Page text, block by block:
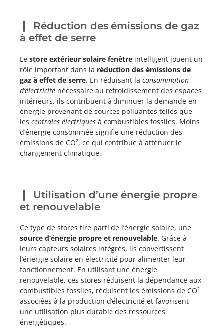
Réduction des émissions de gaz
à effet de serre
Le store extérieur solaire fenêtre intelligent jouent un
rôle important dans la réduction des émissions de
gaz à effet de serre. En réduisant la consommation
d’électricité nécessaire au refroidissement des espaces
intérieurs, ils contribuent à diminuer la demande en
énergie provenant de sources polluantes telles que
les centrales électriques à combustibles fossiles. Moins
d’énergie consommée signifie une réduction des
émissions de CO², ce qui contribue à atténuer le
changement climatique.
Utilisation d’une énergie propre
et renouvelable
Ce type de stores tire parti de l’énergie solaire, une
source d’énergie propre et renouvelable. Grâce à
leurs capteurs solaires intégrés, ils convertissent
l’énergie solaire en électricité pour alimenter leur
fonctionnement. En utilisant une énergie
renouvelable, ces stores réduisent la dépendance aux
combustibles fossiles, réduisent les émissions de CO²
associées à la production d’électricité et favorisent
une utilisation plus durable des ressources
énergétiques.